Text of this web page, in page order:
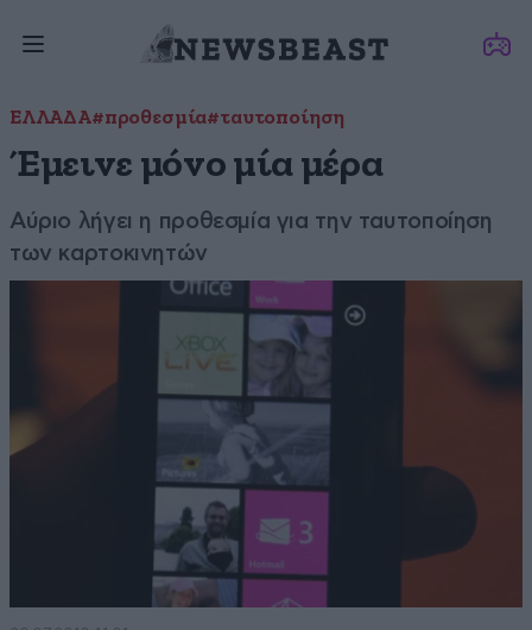
ΕΛΛΑΔΑ#προθεσμία#ταυτοποίηση
Έμεινε μόνο μία μέρα
Αύριο λήγει η προθεσμία για την ταυτοποίηση
των καρτοκινητών